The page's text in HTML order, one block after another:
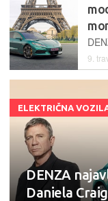
9.
ELEKTRIČNA
DENZA
Daniela